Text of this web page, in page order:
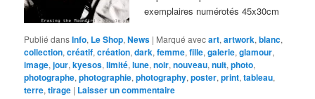
exemplaires numérotés 45x30cm
Publié dansInfo, Le Shop,News | Marqué avecart,artwork,blanc,
collection,créatif,création,dark,femme,fille,galerie,glamour,
image,jour,kyesos,limité,lune,noir,nouveau,nuit,photo,
photographe,photographie,photography,poster,print,tableau,
terre,tirage | Laisser un commentaire